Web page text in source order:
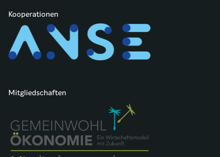
Kooperationen
Mitgliedschaften